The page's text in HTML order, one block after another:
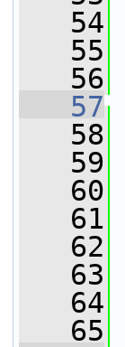
   54
   55
   56
   57
   58
   59
   60
   61
   62
   63
   64
   65